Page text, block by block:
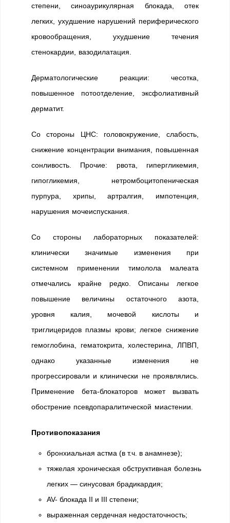
степени, синоаурикулярная блокада, отек
легких, ухудшение нарушений периферического
кровообращения, ухудшение течения
стенокардии, вазодилатация.
Дерматологические реакции: чесотка,
повышенное потоотделение, эксфолиативный
дерматит.
Со стороны ЦНС: головокружение, слабость,
снижение концентрации внимания, повышенная
сонливость. Прочие: рвота, гипергликемия,
гипогликемия, нетромбоцитопеническая
пурпура, хрипы, артралгия, импотенция,
нарушения мочеиспускания.
Со стороны лабораторных показателей:
клинически значимые изменения при
системном применении тимолола малеата
отмечались крайне редко. Описаны легкое
повышение величины остаточного азота,
уровня калия, мочевой кислоты и
триглицеридов плазмы крови; легкое снижение
гемоглобина, гематокрита, холестерина, ЛПВП,
однако указанные изменения не
прогрессировали и клинически не проявлялись.
Применение бета-блокаторов может вызвать
обострение псевдопаралитической миастении.
Противопоказания
бронхиальная астма (в т.ч. в анамнезе);
тяжелая хроническая обструктивная болезнь
легких — синусовая брадикардия;
AV- блокада II и III степени;
выраженная сердечная недостаточность;